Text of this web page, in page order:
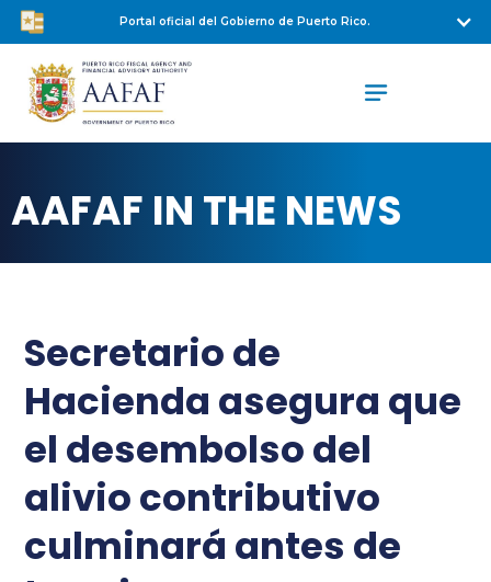
Portal oficial del Gobierno de Puerto Rico.
AAFAF IN THE NEWS
Secretario de
Hacienda asegura que
el desembolso del
alivio contributivo
culminará antes de